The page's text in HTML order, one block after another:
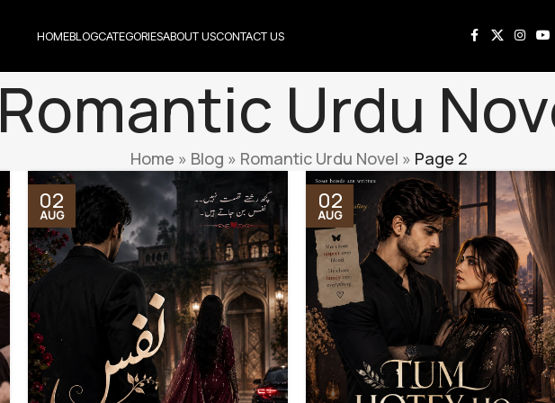
HOMEBLOGCATEGORIESABOUT USCONTACT US
Romantic Urdu
Home » Blog » Romantic Urdu Novel » Page 2
02
AUG
02
AUG